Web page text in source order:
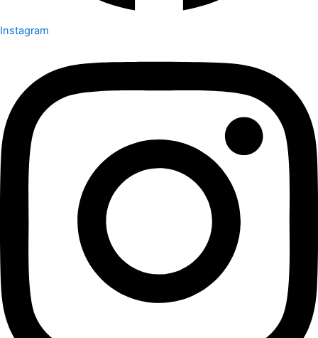
Instagram